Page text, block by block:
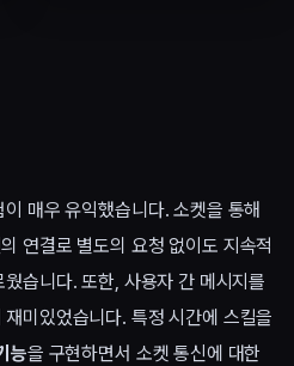
매우 유익했습니다. 소켓을 통해
연결로 별도의 요청 없이도 지속적
습니다. 또한, 사용자 간 메시지를
미있었습니다. 특정 시간에 스킬을
능을 구현하면서 소켓 통신에 대한